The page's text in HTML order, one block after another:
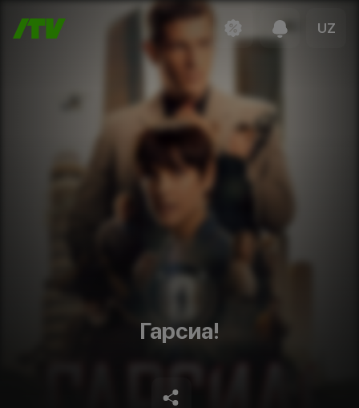
UZ
Гарсиа!